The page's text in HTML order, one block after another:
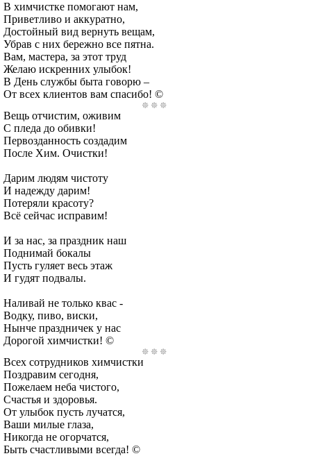
В химчистке помогают нам,
Приветливо и аккуратно,
Достойный вид вернуть вещам,
Убрав с них бережно все пятна.
Вам, мастера, за этот труд
Желаю искренних улыбок!
В День службы быта говорю –
От всех клиентов вам спасибо! ©
Вещь отчистим, оживим
С пледа до обивки!
Первозданность создадим
После Хим. Очистки!
Дарим людям чистоту
И надежду дарим!
Потеряли красоту?
Всё сейчас исправим!
И за нас, за праздник наш
Поднимай бокалы
Пусть гуляет весь этаж
И гудят подвалы.
Наливай не только квас -
Водку, пиво, виски,
Нынче праздничек у нас
Дорогой химчистки! ©
Всех сотрудников химчистки
Поздравим сегодня,
Пожелаем неба чистого,
Счастья и здоровья.
От улыбок пусть лучатся,
Ваши милые глаза,
Никогда не огорчатся,
Быть счастливыми всегда! ©